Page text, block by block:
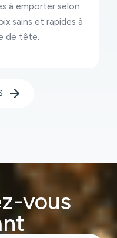
à emporter selon
sains et rapides à
de tête.
vous